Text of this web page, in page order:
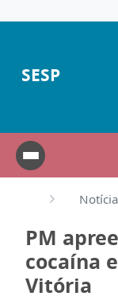
SESP
PM
cocaína
Vitória